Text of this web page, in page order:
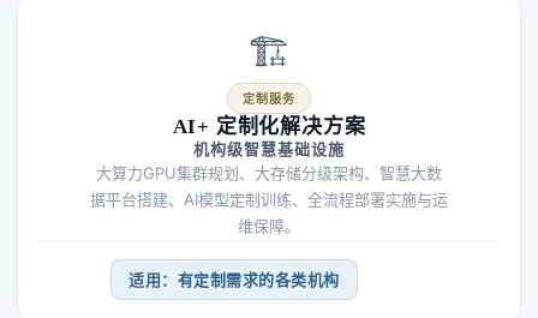
🏗️
定制服务
AI+ 定制化解决方案
机构级智慧基础设施
大算力GPU集群规划、大存储分级架构、智慧大数
据平台搭建、AI模型定制训练、全流程部署实施与运
维保障。
适用：有定制需求的各类机构